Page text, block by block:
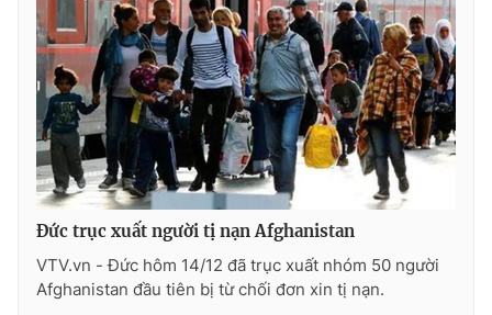
VTV Sức khoẻ Bất động sản
Thị trường 24h Tấm lòng Việt
VTV4 Vươn mình bằng AI
VTV9 VTV8
Liên hệ tòa soạn
Đức trục xuất người tị nạn Afghanistan
VTV.vn - Đức hôm 14/12 đã trục xuất nhóm 50 người
Afghanistan đầu tiên bị từ chối đơn xin tị nạn.